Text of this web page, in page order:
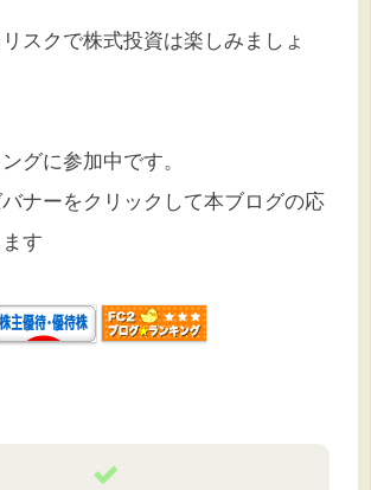
スクで株式投資は楽しみましょ
グに参加中です。
ナーをクリックして本ブログの応
す